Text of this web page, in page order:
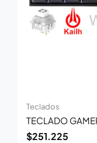
Teclados
TECLADO
$251.225